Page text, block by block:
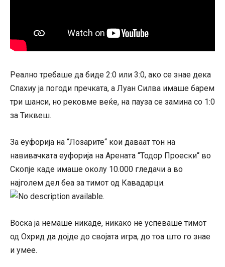
Реално требаше да биде 2:0 или 3:0, ако се знае дека
Спахиу ја погоди пречката, а Луан Силва имаше барем
три шанси, но рековме веќе, на пауза се замина со 1:0
за Тиквеш.
За еуфорија на “Лозарите“ кои даваат тон на
навивачката еуфорија на Арената “Тодор Проески“ во
Скопје каде имаше околу 10.000 гледачи а во
најголем дел беа за тимот од Кавадарци.
Воска ја немаше никаде, никако не успеваше тимот
од Охрид да дојде до својата игра, до тоа што го знае
и умее.